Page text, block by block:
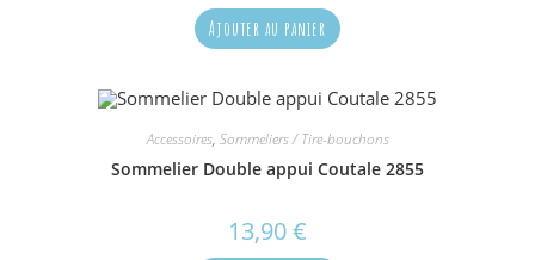
Ajouter au panier
Accessoires, Sommeliers / Tire-bouchons
Sommelier Double appui Coutale 2855
13,90€